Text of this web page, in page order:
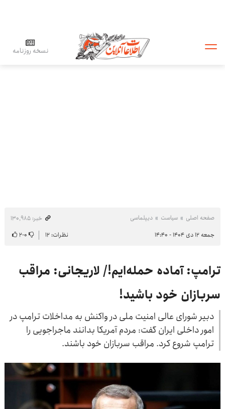
نسخه روزنامه
صفحه اصلی سیاست دیپلماسی
خبر: ۱۳۰٬۹۸۵
جمعه ۱۲ دی ۱۴۰۴ - ۱۴:۴۰
نظرات: ۱۲ ۰-۲
ترامپ: آماده حمله‌ایم!/ لاریجانی: مراقب
سربازان خود باشید!
دبیر شورای عالی امنیت ملی در واکنش به مداخلات ترامپ در
امور داخلی ایران گفت: مردم آمریکا بدانند ماجراجویی را
ترامپ شروع کرد. مراقب سربازان خود باشند.